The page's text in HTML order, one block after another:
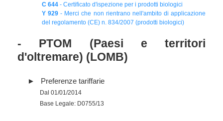
C 644 - Certificato d'ispezione per i prodotti biologici
Y 929 - Merci che non rientrano nell'ambito di applicazione
del regolamento (CE) n. 834/2007 (prodotti biologici)
- PTOM (Paesi e territori
d'oltremare) (LOMB)
Preferenze tariffarie
Dal 01/01/2014
Base Legale: D0755/13